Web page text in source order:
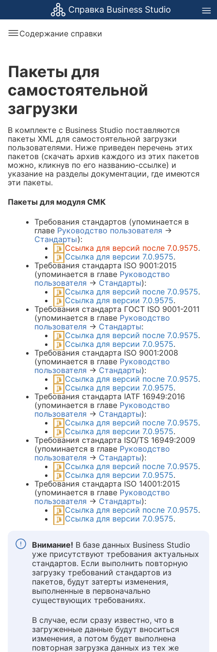
Справка Business Studio
Содержание справки
Пакеты для
самостоятельной
загрузки
В комплекте с Business Studio поставляются
пакеты XML для самостоятельной загрузки
пользователями. Ниже приведен перечень этих
пакетов (скачать архив каждого из этих пакетов
можно, кликнув по его названию-ссылке) и
указание на разделы документации, где имеются
эти пакеты.
Пакеты для модуля СМК
Требования стандартов (упоминается в
главе Руководство пользователя →
Стандарты):
Ссылка для версий после 7.0.9575.
Ссылка для версии 7.0.9575.
Требования стандарта ISO 9001:2015
(упоминается в главе Руководство
пользователя → Стандарты):
Ссылка для версий после 7.0.9575.
Ссылка для версии 7.0.9575.
Требования стандарта ГОСТ ISO 9001-2011
(упоминается в главе Руководство
пользователя → Стандарты:
Ссылка для версий после 7.0.9575.
Ссылка для версии 7.0.9575.
Требования стандарта ISO 9001:2008
(упоминается в главе Руководство
пользователя → Стандарты):
Ссылка для версий после 7.0.9575.
Ссылка для версии 7.0.9575.
Требования стандарта IATF 16949:2016
(упоминается в главе Руководство
пользователя → Стандарты):
Ссылка для версий после 7.0.9575.
Ссылка для версии 7.0.9575.
Требования стандарта ISO/TS 16949:2009
(упоминается в главе Руководство
пользователя → Стандарты):
Ссылка для версий после 7.0.9575.
Ссылка для версии 7.0.9575.
Требования стандарта ISO 14001:2015
(упоминается в главе Руководство
пользователя → Стандарты):
Ссылка для версий после 7.0.9575.
Ссылка для версии 7.0.9575.
Внимание! В базе данных Business Studio
уже присутствуют требования актуальных
стандартов. Если выполнить повторную
загрузку требований стандартов из
пакетов, будут затерты изменения,
выполненные в первоначально
существующих требованиях.
В случае, если сразу известно, что в
загруженные данные будут вноситься
изменения, а потом будет выполнена
повторная загрузка данных из тех же